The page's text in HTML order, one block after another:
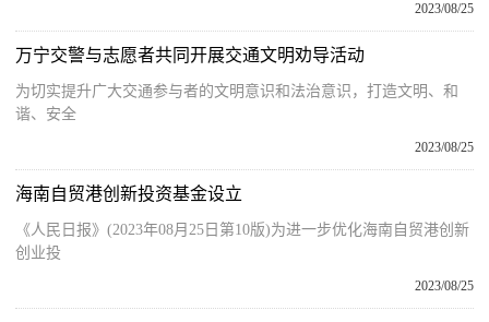
2023/08/25
万宁交警与志愿者共同开展交通文明劝导活动
为切实提升广大交通参与者的文明意识和法治意识，打造文明、和
谐、安全
2023/08/25
海南自贸港创新投资基金设立
《人民日报》(2023年08月25日第10版)为进一步优化海南自贸港创新
创业投
2023/08/25